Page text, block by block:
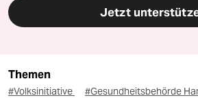
Jetzt
Themen
#Volksinitiative
#Gesundheitsbehörde